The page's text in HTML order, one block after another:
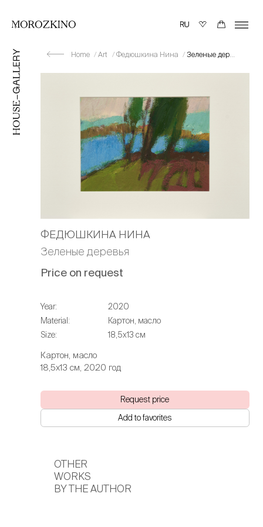
Home Art Федюшкина Нина Зеленые деревья
ФЕДЮШКИНА НИНА
Зеленые деревья
Price on request
Year:
2020
Material:
Картон, масло
Size:
18,5х13 см
Картон, масло
18,5х13 см, 2020 год
Request price
Add to favorites
OTHER
WORKS
BY THE AUTHOR